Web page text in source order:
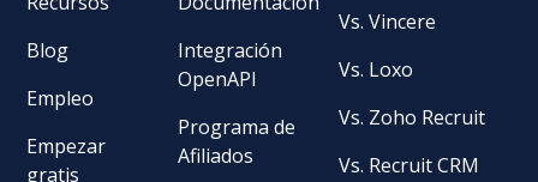
Blog
Empleo
Empezar
gratis
Integración
OpenAPI
Programa de
Afiliados
Vs. Vincere
Vs. Loxo
Vs. Zoho Recruit
Vs. Recruit CRM